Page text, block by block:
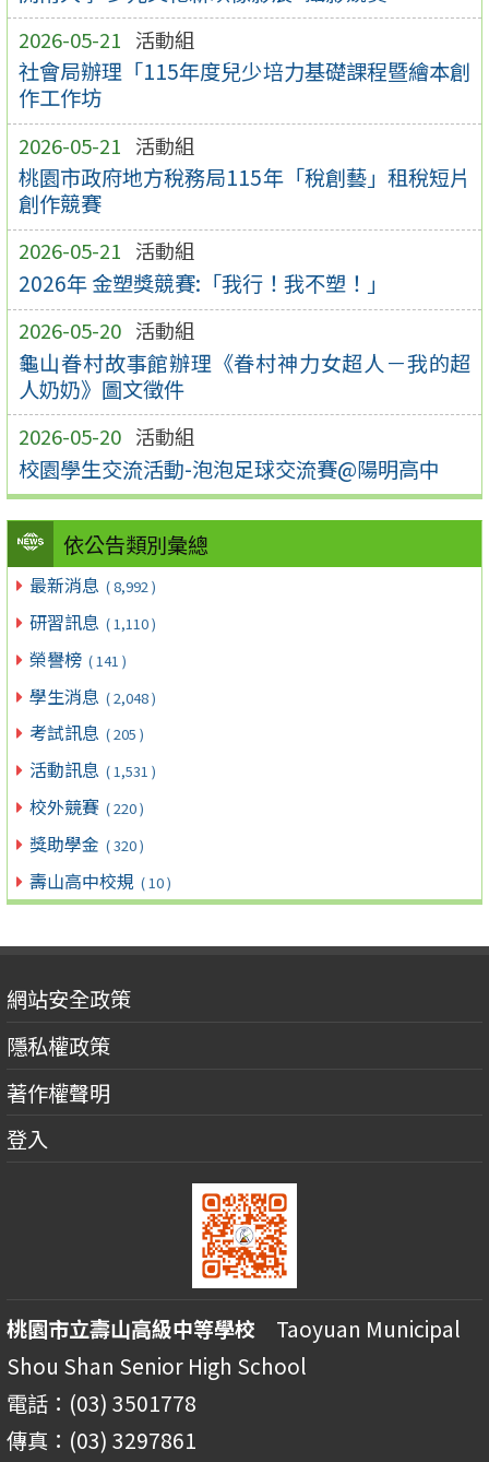
2026-05-21 活動組
社會局辦理「115年度兒少培力基礎課程暨繪本創
作工作坊
2026-05-21 活動組
桃園市政府地方稅務局115年「稅創藝」租稅短片
創作競賽
2026-05-21 活動組
2026年 金塑獎競賽:「我行！我不塑！」
2026-05-20 活動組
龜山眷村故事館辦理《眷村神力女超人－我的超
人奶奶》圖文徵件
2026-05-20 活動組
校園學生交流活動-泡泡足球交流賽@陽明高中
依公告類別彙總
最新消息 ( 8,992 )
研習訊息 ( 1,110 )
榮譽榜 ( 141 )
學生消息 ( 2,048 )
考試訊息 ( 205 )
活動訊息 ( 1,531 )
校外競賽 ( 220 )
獎助學金 ( 320 )
壽山高中校規 ( 10 )
網站安全政策
隱私權政策
著作權聲明
登入
桃園市立壽山高級中等學校 Taoyuan Municipal
Shou Shan Senior High School
電話：(03) 3501778
傳真：(03) 3297861